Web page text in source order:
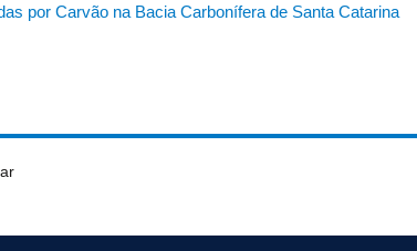
por Carvão na Bacia Carbonífera de Santa Catarina